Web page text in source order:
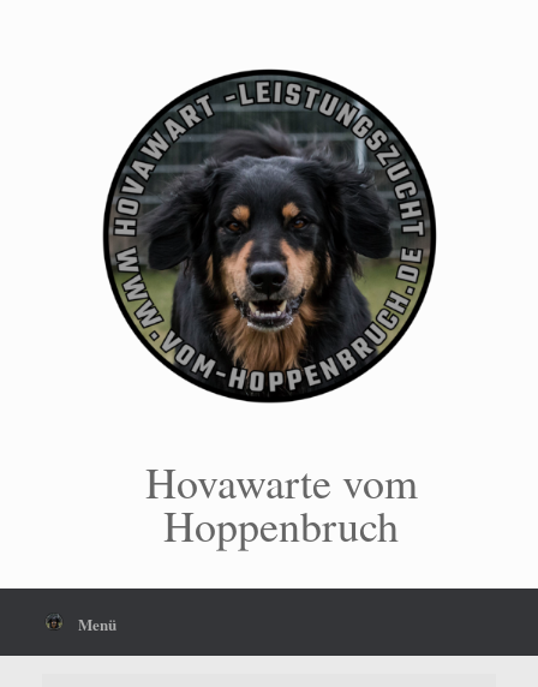
Hovawarte vom
Hoppenbruch
Menü